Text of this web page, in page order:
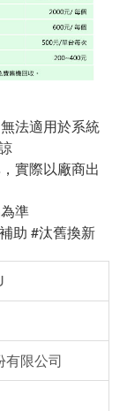
法適用於系統
實際以廠商出
準
助 #汰舊換新
有限公司